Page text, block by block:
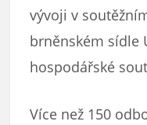
vývoji v
brněnském sídle
hospodářské
Více než 150